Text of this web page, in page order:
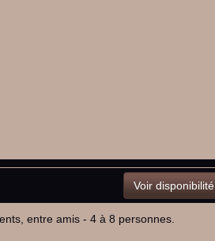
Voir disponibilité
entre amis - 4 à 8 personnes.